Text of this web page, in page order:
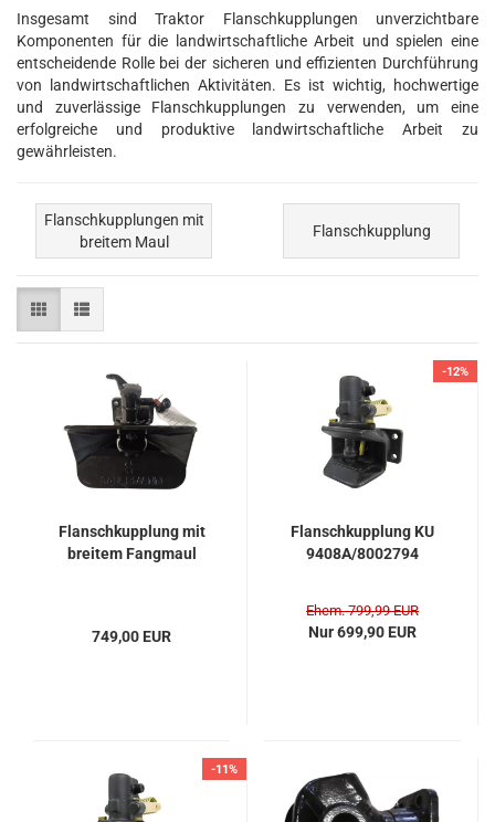
Insgesamt sind Traktor Flanschkupplungen unverzichtbare
Komponenten für die landwirtschaftliche Arbeit und spielen eine
entscheidende Rolle bei der sicheren und effizienten Durchführung
von landwirtschaftlichen Aktivitäten. Es ist wichtig, hochwertige
und zuverlässige Flanschkupplungen zu verwenden, um eine
erfolgreiche und produktive landwirtschaftliche Arbeit zu
gewährleisten.
Flanschkupplungen mit
breitem Maul
Flanschkupplung
Flansch­kupp­lung mit
brei­tem Fang­maul
749,00 EUR
-12%
Flansch­kupp­lung KU
9408A/8002794
Ehem. 799,99 EUR
Nur 699,90 EUR
-11%